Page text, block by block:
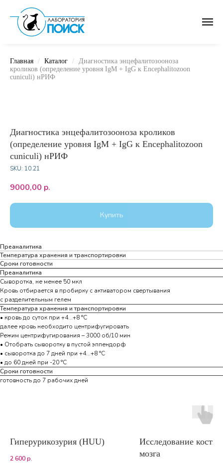
Главная Каталог
Диагностика энцефалитозооноза
кроликов (определение уровня IgM + IgG к Encephalitozoon
cuniculi) нРИФ
Диагностика энцефалитозооноза кроликов
(определение уровня IgM + IgG к Encephalitozoon
cuniculi) нРИФ
SKU: 10.21
9000,00 р.
Купить
Преаналитика
Температура хранения и транспортировки
Сроки готовности
Преаналитика
Сыворотка, не менее 50 мкл
Кровь отбирается в пробирку с активатором свертывания
с разделительным гелем
Температура хранения и транспортировки
• кровь до суток при +4...+8 °С
далее кровь необходито центрифугировать
Режим центрифугирования – 3000 об/10 мин
• Отобрать сыворотку в пустой эппендорф
• сыворотка до 7 дней при +4...+8 °С
• до 60 дней при -20 °С
Сроки готовности
готовность до 7 рабочих дней
Гиперурикозурия (HUU)
2 600р.
Исследование
мозга